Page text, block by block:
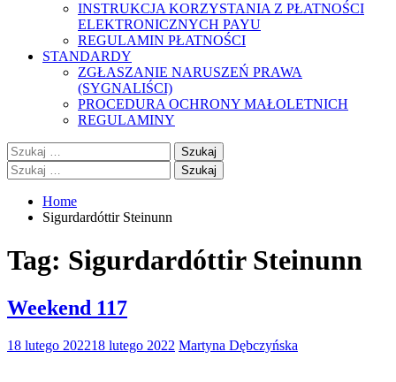
INSTRUKCJA KORZYSTANIA Z PŁATNOŚCI
ELEKTRONICZNYCH PAYU
REGULAMIN PŁATNOŚCI
STANDARDY
ZGŁASZANIE NARUSZEŃ PRAWA
(SYGNALIŚCI)
PROCEDURA OCHRONY MAŁOLETNICH
REGULAMINY
Szukaj:
Szukaj:
Home
Sigurdardóttir Steinunn
Tag: Sigurdardóttir Steinunn
Weekend 117
18 lutego 202218 lutego 2022 Martyna Dębczyńska